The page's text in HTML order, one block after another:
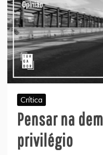
Crítica
Pensar na
privilégio